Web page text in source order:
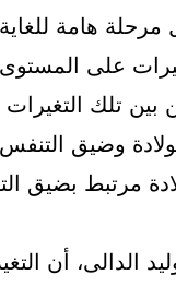
مرحلة هامة
على
تلك التغيرات
وضيق
مرتبط بضيق
الدالى، أن